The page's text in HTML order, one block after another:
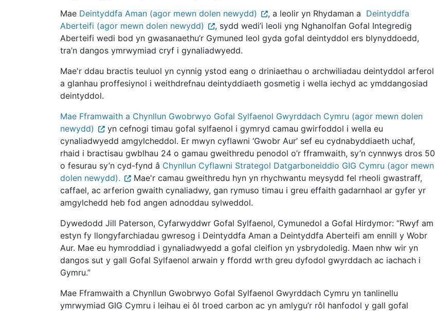
Mae Deintyddfa Aman (agor mewn dolen newydd) , a leolir yn Rhydaman a Deintyddfa
Aberteifi (agor mewn dolen newydd)
, sydd wedi’i leoli yng Nghanolfan Gofal Integredig
Aberteifi wedi bod yn gwasanaethu’r Gymuned leol gyda gofal deintyddol ers blynyddoedd,
tra’n dangos ymrwymiad cryf i gynaliadwyedd.
Mae'r ddau bractis teuluol yn cynnig ystod eang o driniaethau o archwiliadau deintyddol arferol
a glanhau proffesiynol i weithdrefnau deintyddiaeth gosmetig i wella iechyd ac ymddangosiad
deintyddol.
Mae Fframwaith a Chynllun Gwobrwyo Gofal Sylfaenol Gwyrddach Cymru (agor mewn dolen
newydd)
yn cefnogi timau gofal sylfaenol i gymryd camau gwirfoddol i wella eu
cynaliadwyedd amgylcheddol. Er mwyn cyflawni ‘Gwobr Aur’ sef eu cydnabyddiaeth uchaf,
rhaid i bractisau gwblhau 24 o gamau gweithredu penodol o’r fframwaith, sy’n cynnwys dros 50
o fesurau sy’n cyd-fynd â Chynllun Cyflawni Strategol Datgarboneiddio GIG Cymru (agor mewn
dolen newydd).
Mae'r camau gweithredu hyn yn rhychwantu meysydd fel rheoli gwastraff,
caffael, ac arferion gwaith cynaliadwy, gan rymuso timau i greu effaith gadarnhaol ar gyfer yr
amgylchedd heb fod angen adnoddau sylweddol.
Dywedodd Jill Paterson, Cyfarwyddwr Gofal Sylfaenol, Cymunedol a Gofal Hirdymor: “Rwyf am
estyn fy llongyfarchiadau gwresog i Deintyddfa Aman a Deintyddfa Aberteifi am ennill y Wobr
Aur. Mae eu hymroddiad i gynaliadwyedd a gofal cleifion yn ysbrydoledig. Maen nhw wir yn
dangos sut y gall Gofal Sylfaenol arwain y ffordd wrth greu dyfodol gwyrddach ac iachach i
Gymru.”
Mae Fframwaith a Chynllun Gwobrwyo Gofal Sylfaenol Gwyrddach Cymru yn tanlinellu
ymrwymiad GIG Cymru i leihau ei ôl troed carbon ac yn amlygu’r rôl hanfodol y gall gofal